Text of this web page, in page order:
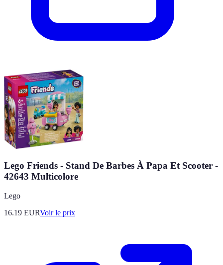
Lego Friends - Stand De Barbes À Papa Et Scooter -
42643 Multicolore
Lego
16.19 EURVoir le prix